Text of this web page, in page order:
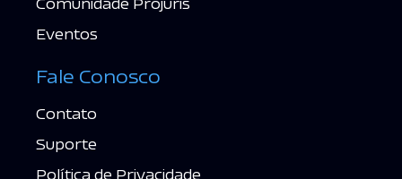
Comunidade Projuris
Eventos
Fale Conosco
Contato
Suporte
Política de Privacidade